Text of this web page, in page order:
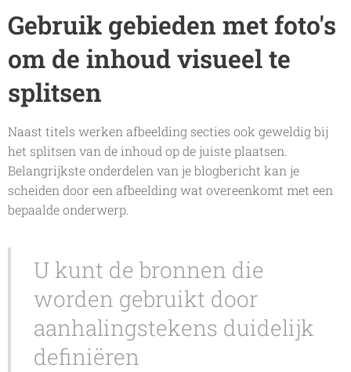
Gebruik gebieden met foto's
om de inhoud visueel te
splitsen
Naast titels werken afbeelding secties ook geweldig bij
het splitsen van de inhoud op de juiste plaatsen.
Belangrijkste onderdelen van je blogbericht kan je
scheiden door een afbeelding wat overeenkomt met een
bepaalde onderwerp.
U kunt de bronnen die
worden gebruikt door
aanhalingstekens duidelijk
definiëren